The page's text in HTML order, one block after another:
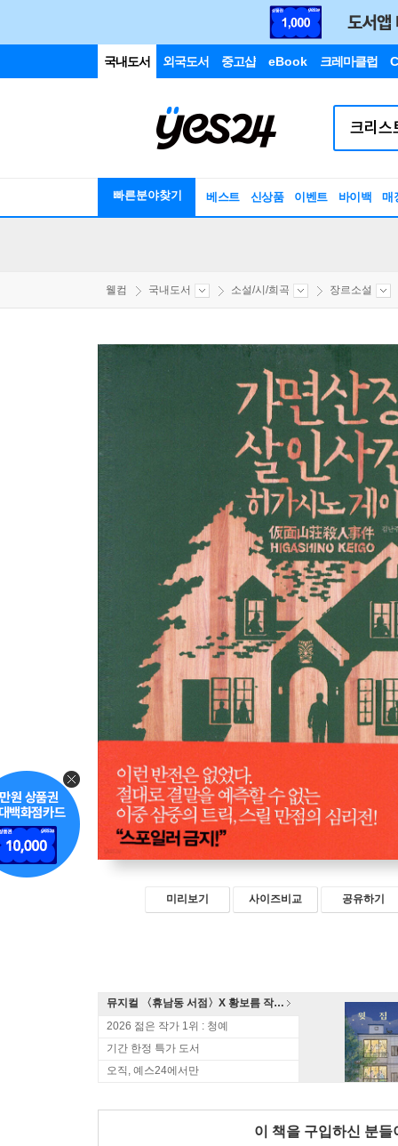
국내도서 외국도서 중고샵 eBook 크레마클럽
빠른분야찾기 베스트 신상품 이벤트 바이백 매
웰컴 국내도서 소설/시/희곡 장르소설
미리보기 사이즈비교 공유하기
뮤지컬 〈휴남동 서점〉X 황보름 작가 북토크
2026 젊은 작가 1위 : 청예
기간 한정 특가 도서
오직, 예스24에서만
이 책을 구입하신 분